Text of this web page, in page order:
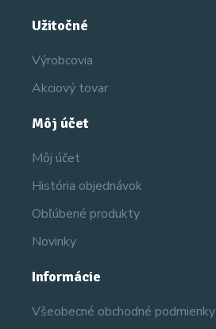
Užitočné
Výrobcovia
Akciový tovar
Môj účet
Môj účet
História objednávok
Obľúbené produkty
Novinky
Informácie
Všeobecné obchodné podmienky